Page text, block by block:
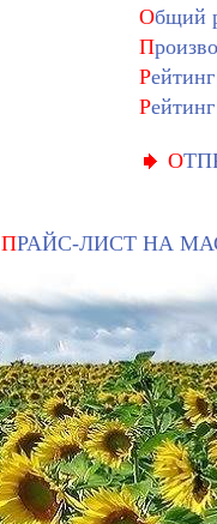
Общий
П
Р
Р
О
ПРАЙС-ЛИСТ НА